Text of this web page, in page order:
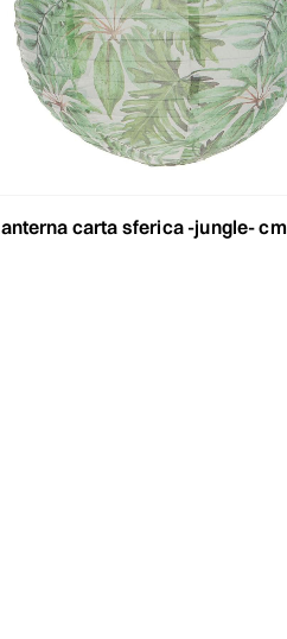
lanterna carta sferica -jungle- cm 40,6 verde